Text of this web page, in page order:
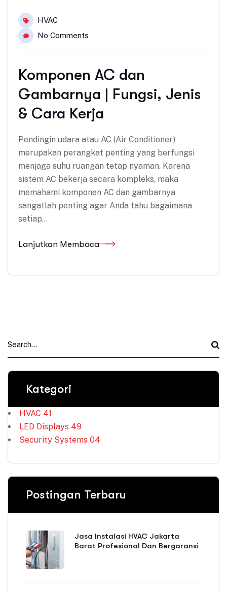
HVAC
No Comments
Komponen AC dan
Gambarnya | Fungsi, Jenis
& Cara Kerja
Pendingin udara atau AC (Air Conditioner)
merupakan perangkat penting yang berfungsi
menjaga suhu ruangan tetap nyaman. Karena
sistem AC bekerja secara kompleks, maka
memahami komponen AC dan gambarnya
sangatlah penting agar Anda tahu bagaimana
setiap…
Lanjutkan Membaca
Kategori
HVAC 41
LED Displays 49
Security Systems 04
Postingan Terbaru
Jasa Instalasi HVAC Jakarta
Barat Profesional Dan Bergaransi